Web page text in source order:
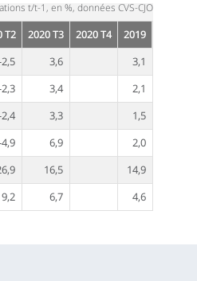
t/t-1, en %, données CVS-CJO
T2 2020 T3 2020 T4
2019
3,6
3,1
3,4
2,1
3,3
1,5
6,9
2,0
16,5
14,9
6,7 4,6